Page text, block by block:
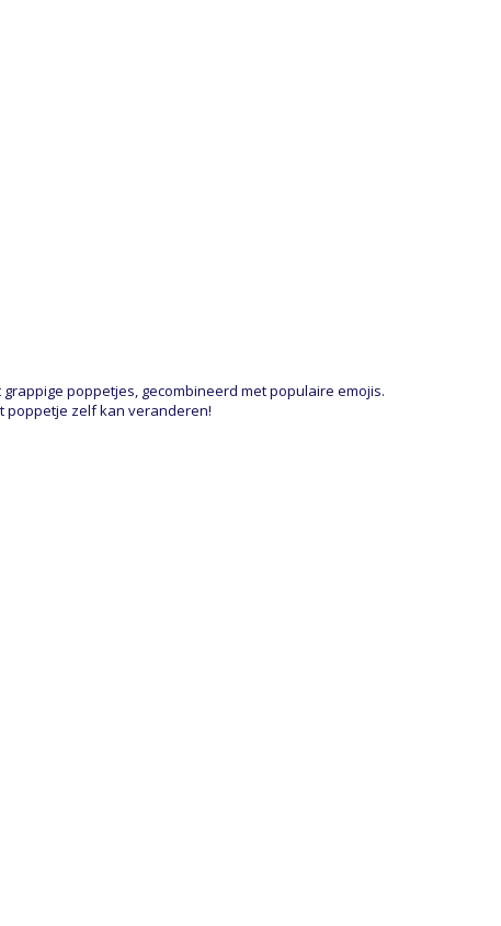
poppetjes, gecombineerd met populaire emojis.
poppetje zelf kan veranderen!